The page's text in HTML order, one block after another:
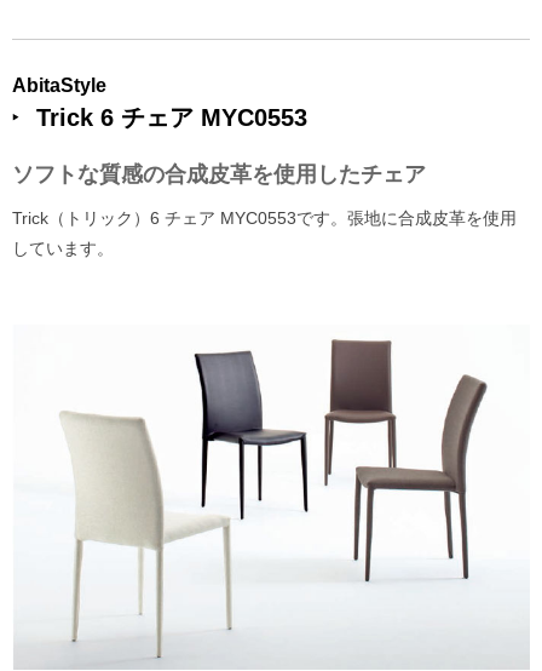
AbitaStyle
Trick 6 チェア MYC0553
ソフトな質感の合成皮革を使用したチェア
Trick（トリック）6 チェア MYC0553です。張地に合成皮革を使用
しています。